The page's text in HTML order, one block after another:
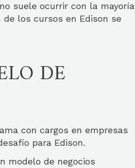
suele ocurrir con la mayoría
los cursos en Edison se
DE
con cargos en empresas
para Edison.
modelo de negocios